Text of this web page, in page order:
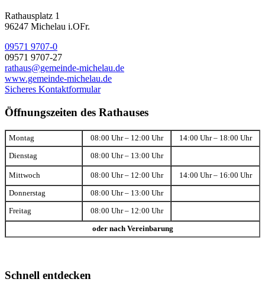
Rathausplatz 1
96247 Michelau i.OFr.
09571 9707-0
09571 9707-27
rathaus@gemeinde-michelau.de
www.gemeinde-michelau.de
Sicheres Kontaktformular
Öffnungszeiten des Rathauses
Montag 08:00 Uhr – 12:00 Uhr 14:00 Uhr – 18:00 Uhr
Dienstag 08:00 Uhr – 13:00 Uhr
Mittwoch 08:00 Uhr – 12:00 Uhr 14:00 Uhr – 16:00 Uhr
Donnerstag 08:00 Uhr – 13:00 Uhr
Freitag 08:00 Uhr – 12:00 Uhr
oder nach Vereinbarung
Schnell entdecken